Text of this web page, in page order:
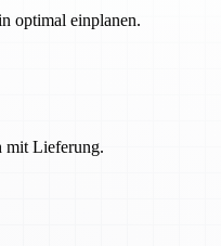
optimal einplanen.
mit Lieferung.